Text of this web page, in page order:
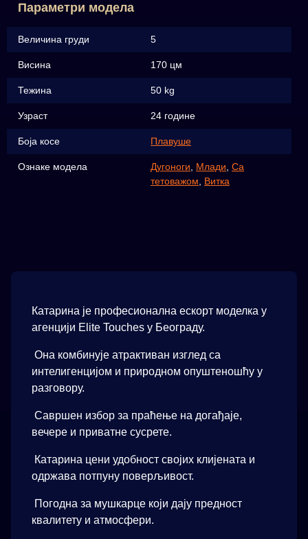
Параметри модела
Величина груди 5
Висина 170 цм
Тежина 50 kg
Узраст 24 године
Боја косе Плавуше
Ознаке модела Дугоноги Млади Са
тетоважом
Витка
Катарина је професионална ескорт моделка у
агенцији Elite Touches у Београду.
Она комбинује атрактиван изглед са
интелигенцијом и природном опуштеношћу у
разговору.
Савршен избор за праћење на догађаје,
вечере и приватне сусрете.
Катарина цени удобност својих клијената и
одржава потпуну поверљивост.
Погодна за мушкарце који дају предност
квалитету и атмосфери.